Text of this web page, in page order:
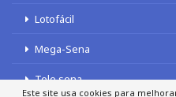
Lotofácil
Mega-Sena
Tele sena
Este site usa cookies para